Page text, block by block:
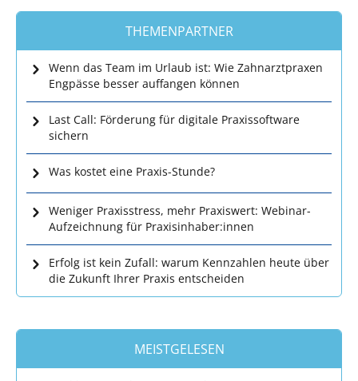
THEMENPARTNER
Wenn das Team im Urlaub ist: Wie Zahnarztpraxen
Engpässe besser auffangen können
Last Call: Förderung für digitale Praxissoftware
sichern
Was kostet eine Praxis-Stunde?
Weniger Praxisstress, mehr Praxiswert: Webinar-
Aufzeichnung für Praxisinhaber:innen
Erfolg ist kein Zufall: warum Kennzahlen heute über
die Zukunft Ihrer Praxis entscheiden
MEISTGELESEN